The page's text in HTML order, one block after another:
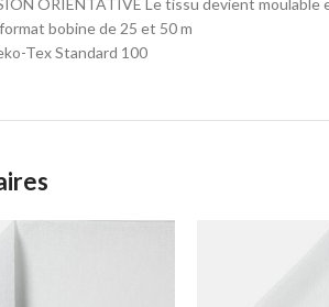
ORIENTATIVE Le tissu devient
bobine de 25 et 50 m
Tex Standard 100